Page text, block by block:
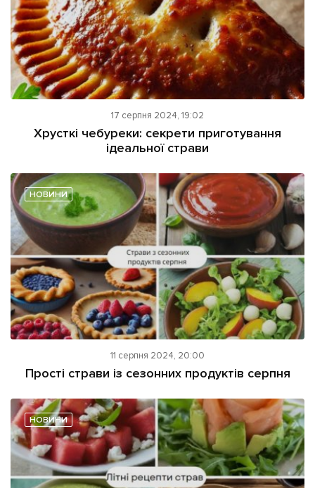
17 серпня 2024, 19:02
Хрусткі чебуреки: секрети приготування
ідеальної страви
НОВИНИ
11 серпня 2024, 20:00
Прості страви із сезонних продуктів серпня
НОВИНИ